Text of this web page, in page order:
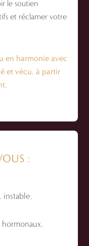
le soutien
et réclamer votre
en harmonie avec
et vécu, à partir
: